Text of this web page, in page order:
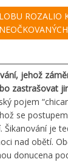
ROZALIO
jehož
zastrašovat
pojem
se
Šikanování je
nad obětí.
donucena